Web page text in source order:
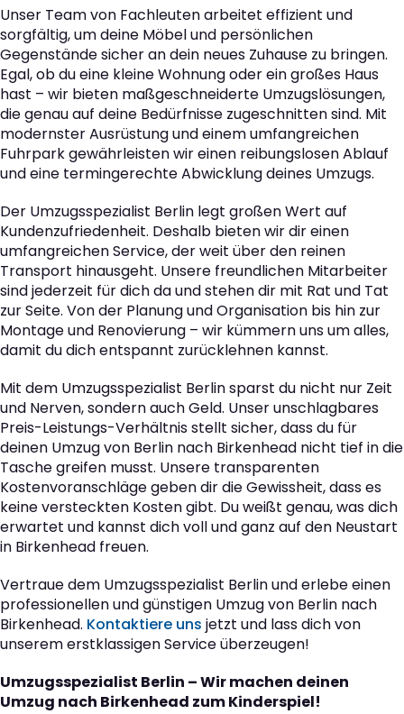
Unser Team von Fachleuten arbeitet effizient und
sorgfältig, um deine Möbel und persönlichen
Gegenstände sicher an dein neues Zuhause zu bringen.
Egal, ob du eine kleine Wohnung oder ein großes Haus
hast – wir bieten maßgeschneiderte Umzugslösungen,
die genau auf deine Bedürfnisse zugeschnitten sind. Mit
modernster Ausrüstung und einem umfangreichen
Fuhrpark gewährleisten wir einen reibungslosen Ablauf
und eine termingerechte Abwicklung deines Umzugs.
Der Umzugsspezialist Berlin legt großen Wert auf
Kundenzufriedenheit. Deshalb bieten wir dir einen
umfangreichen Service, der weit über den reinen
Transport hinausgeht. Unsere freundlichen Mitarbeiter
sind jederzeit für dich da und stehen dir mit Rat und Tat
zur Seite. Von der Planung und Organisation bis hin zur
Montage und Renovierung – wir kümmern uns um alles,
damit du dich entspannt zurücklehnen kannst.
Mit dem Umzugsspezialist Berlin sparst du nicht nur Zeit
und Nerven, sondern auch Geld. Unser unschlagbares
Preis-Leistungs-Verhältnis stellt sicher, dass du für
deinen Umzug von Berlin nach Birkenhead nicht tief in die
Tasche greifen musst. Unsere transparenten
Kostenvoranschläge geben dir die Gewissheit, dass es
keine versteckten Kosten gibt. Du weißt genau, was dich
erwartet und kannst dich voll und ganz auf den Neustart
in Birkenhead freuen.
Vertraue dem Umzugsspezialist Berlin und erlebe einen
professionellen und günstigen Umzug von Berlin nach
Birkenhead. Kontaktiere uns jetzt und lass dich von
unserem erstklassigen Service überzeugen!
Umzugsspezialist Berlin – Wir machen deinen
Umzug nach Birkenhead zum Kinderspiel!